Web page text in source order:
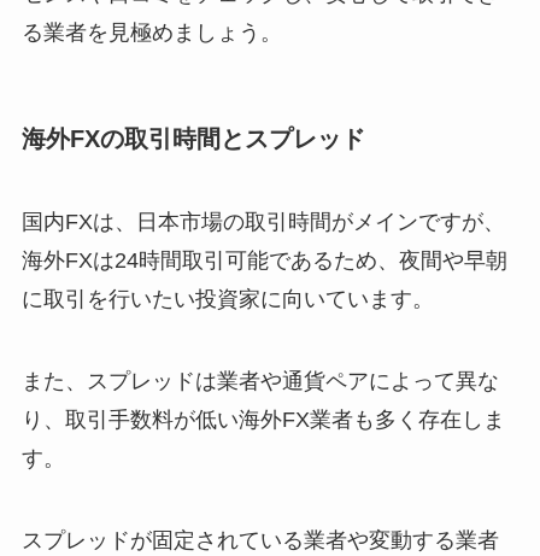
る業者を見極めましょう。
海外FXの取引時間とスプレッド
国内FXは、日本市場の取引時間がメインですが、
海外FXは24時間取引可能であるため、夜間や早朝
に取引を行いたい投資家に向いています。
また、スプレッドは業者や通貨ペアによって異な
り、取引手数料が低い海外FX業者も多く存在しま
す。
スプレッドが固定されている業者や変動する業者